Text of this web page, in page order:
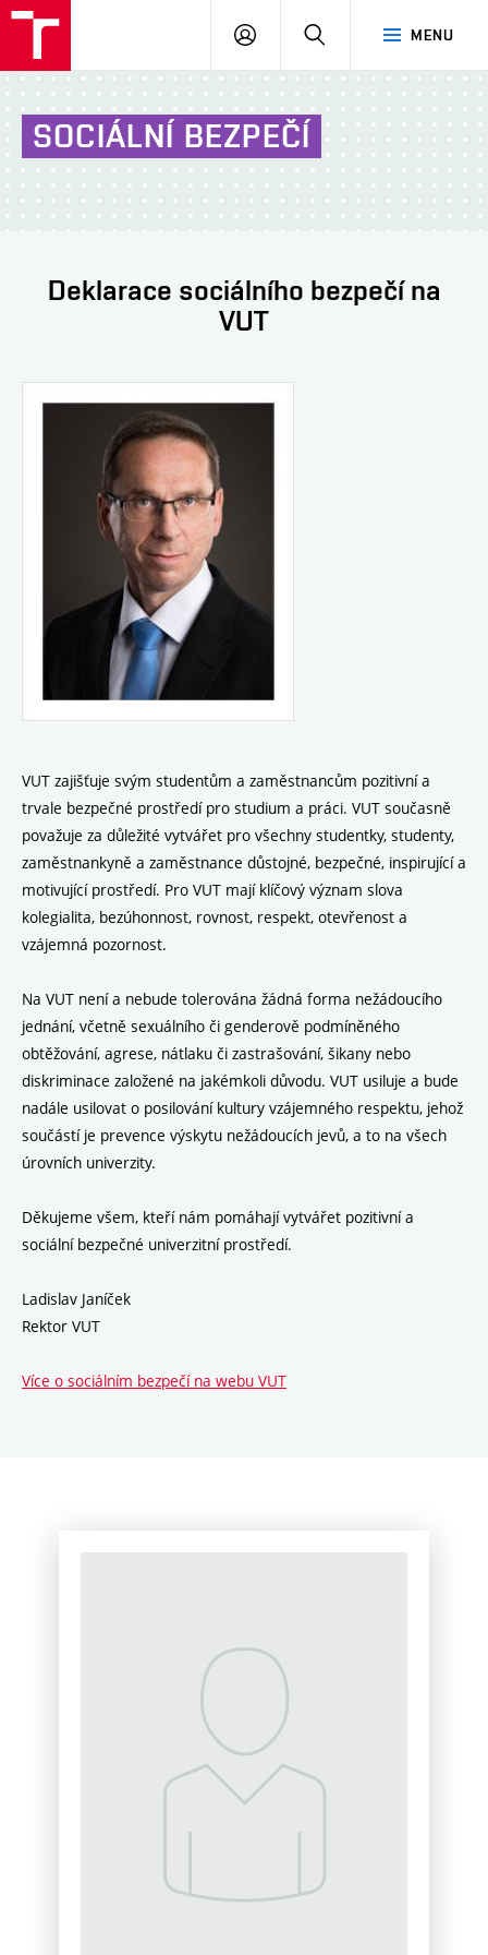
MENU
PŘIHLÁSIT
SOCIÁLNÍ BEZPEČÍ
Deklarace sociálního bezpečí na
VUT
VUT zajišťuje svým studentům a zaměstnancům pozitivní a
trvale bezpečné prostředí pro studium a práci. VUT současně
považuje za důležité vytvářet pro všechny studentky, studenty,
zaměstnankyně a zaměstnance důstojné, bezpečné, inspirující a
motivující prostředí. Pro VUT mají klíčový význam slova
kolegialita, bezúhonnost, rovnost, respekt, otevřenost a
vzájemná pozornost.
Na VUT není a nebude tolerována žádná forma nežádoucího
jednání, včetně sexuálního či genderově podmíněného
obtěžování, agrese, nátlaku či zastrašování, šikany nebo
diskriminace založené na jakémkoli důvodu. VUT usiluje a bude
nadále usilovat o posilování kultury vzájemného respektu, jehož
součástí je prevence výskytu nežádoucích jevů, a to na všech
úrovních univerzity.
Děkujeme všem, kteří nám pomáhají vytvářet pozitivní a
sociální bezpečné univerzitní prostředí.
Ladislav Janíček
Rektor VUT
Více o sociálním bezpečí na webu VUT